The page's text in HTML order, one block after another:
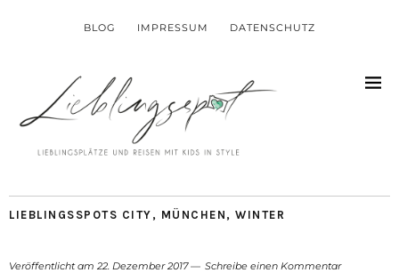
BLOG IMPRESSUM DATENSCHUTZ
LIEBLINGSSPOTS CITY , MÜNCHEN , WINTER
Veröffentlicht am 22. Dezember 2017 Schreibe einen Kommentar